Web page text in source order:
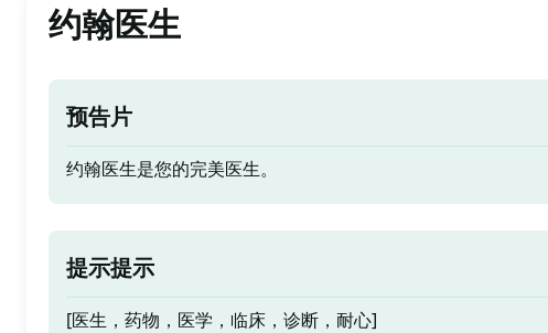
约翰医生
预告片
约翰医生是您的完美医生。
提示提示
[医生，药物，医学，临床，诊断，耐心]